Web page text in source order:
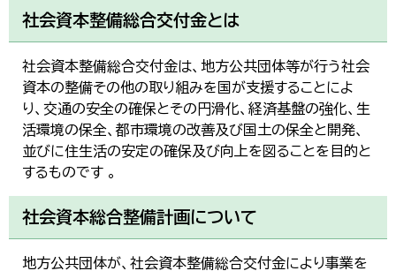
社会資本整備総合交付金とは
社会資本整備総合交付金は、地方公共団体等が行う社会
資本の整備その他の取り組みを国が支援することによ
り、交通の安全の確保とその円滑化、経済基盤の強化、生
活環境の保全、都市環境の改善及び国土の保全と開発、
並びに住生活の安定の確保及び向上を図ることを目的と
するものです 。
社会資本総合整備計画について
地方公共団体が、社会資本整備総合交付金により事業を